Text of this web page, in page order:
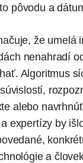
pôvodu a
že umelá
nenahradí
Algoritmus
alebo
expertízy by
a